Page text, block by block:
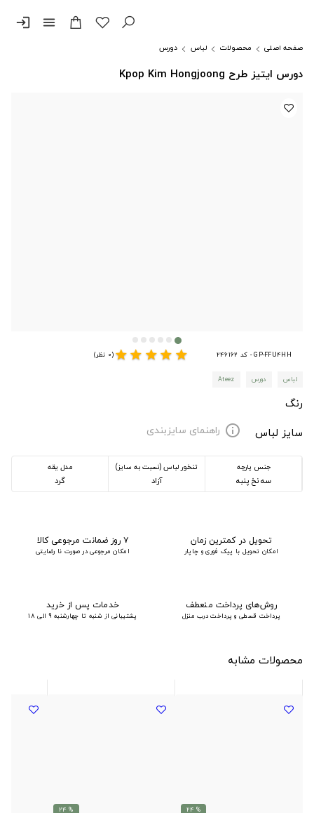
menu
login
صفحه اصلی محصولات لباس دورس
دورس ایتیز طرح Kpop Kim Hongjoong
GP-FFU4HH - کد 246162 star
star
star
star
star(0 نظر)
لباس دورس Ateez
رنگ
سایز لباس
info راهنمای سایزبندی
جنس پارچه
سه نخ پنبه
تنخور لباس (نسبت به سایز)
آزاد
مدل یقه
گرد
تحویل در کمترین زمان
امکان تحویل با پیک فوری و چاپار
۷ روز ضمانت مرجوعی کالا
امکان مرجوعی در صورت نا رضایتی
روش‌های پرداخت منعطف
پرداخت قسطی و پرداخت درب منزل
خدمات پس از خرید
پشتیبانی از شنبه تا چهارشنبه 9 الی 18
محصولات مشابه
% 24
% 24